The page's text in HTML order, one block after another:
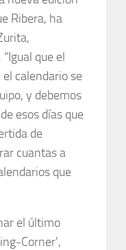
Ribera, ha
que el
calendario se
y debemos
esos días que
de
cuantas a
que
el último
Corner’,